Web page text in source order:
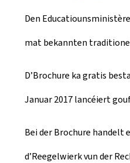
e
Den
mat bekannten
D’Brochure ka gratis
Januar 2017 lancéiert
Bei der Brochure handelt
d’Reegelwierk vun der